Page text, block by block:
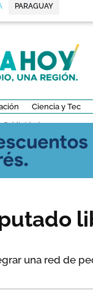
PARAGUAY
Ciencia y Tec
Publicidad -
una red de